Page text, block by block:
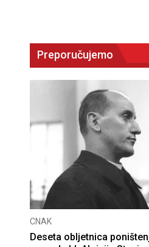
Preporučujemo
CNAK
Deseta obljetnica